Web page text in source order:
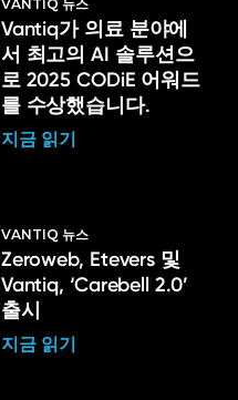
VANTIQ 뉴스
Vantiq가 의료 분야에
서 최고의 AI 솔루션으
로 2025 CODiE 어워드
를 수상했습니다.
지금 읽기
VANTIQ 뉴스
Zeroweb, Etevers 및
Vantiq, ‘Carebell 2.0’
출시
지금 읽기